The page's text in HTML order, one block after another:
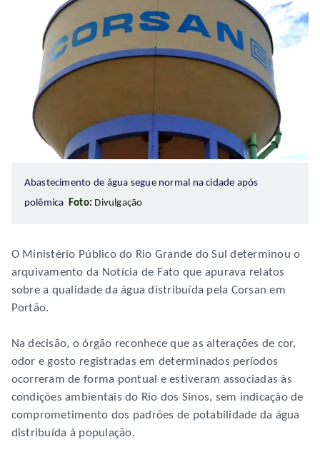
Abastecimento de água segue normal na cidade após
polêmica Foto: Divulgação
O Ministério Público do Rio Grande do Sul determinou o
arquivamento da Notícia de Fato que apurava relatos
sobre a qualidade da água distribuída pela Corsan em
Portão.
Na decisão, o órgão reconhece que as alterações de cor,
odor e gosto registradas em determinados períodos
ocorreram de forma pontual e estiveram associadas às
condições ambientais do Rio dos Sinos, sem indicação de
comprometimento dos padrões de potabilidade da água
distribuída à população.